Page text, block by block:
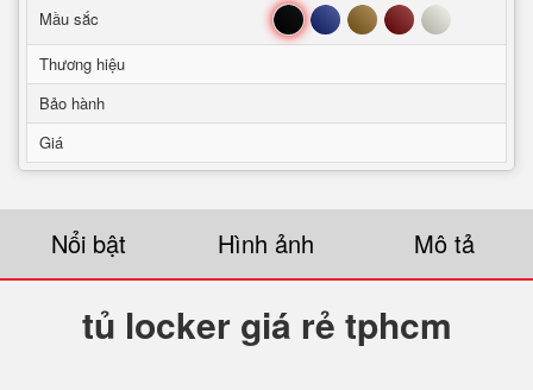
Mầu sắc
Đen Xanh Nâu Đỏ Trắng
Thương hiệu
Bảo hành
Giá
Nổi bật Hình ảnh Mô tả
tủ locker giá rẻ tphcm